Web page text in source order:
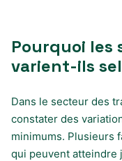
Pourquoi les
varient-ils
Dans le secteur des
constater des
minimums. Plusieurs
qui peuvent atteindre